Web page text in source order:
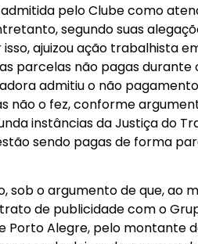
pelo Clube como
segundo suas
ajuizou ação trabalhista
parcelas não pagas durante
admitiu o não
não o fez, conforme
instâncias da Justiça do
sendo pagas de forma
sob o argumento de que, ao
de publicidade com o
Porto Alegre, pelo montante